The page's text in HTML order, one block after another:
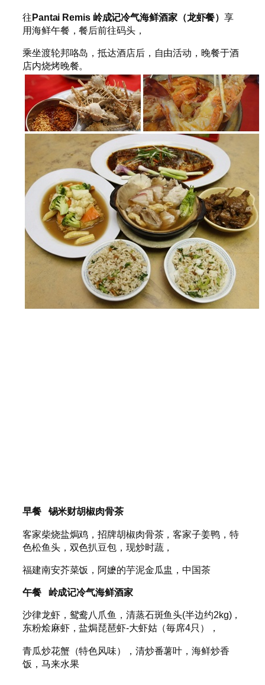
往Pantai Remis 岭成记冷气海鲜酒家（龙虾餐）享
用海鲜午餐，餐后前往码头，
乘坐渡轮邦咯岛，抵达酒店后，自由活动，晚餐于酒
店内烧烤晚餐。
早餐 锡米财胡椒肉骨茶
客家柴烧盐焗鸡，招牌胡椒肉骨茶，客家子姜鸭，特
色松鱼头，双色扒豆包，现炒时蔬，
福建南安芥菜饭，阿嬷的芋泥金瓜盅，中国茶
午餐 岭成记冷气海鲜酒家
沙律龙虾，鸳鸯八爪鱼，清蒸石斑鱼头(半边约2kg)，
东粉烩麻虾，盐焗琵琶虾-大虾姑（毎席4只），
青瓜炒花蟹（特色风味），清炒番薯叶，海鲜炒香
饭，马来水果